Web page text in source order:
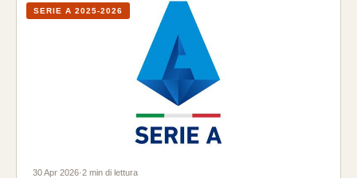
SERIE A 2025-2026
30 Apr 2026·2 min di lettura